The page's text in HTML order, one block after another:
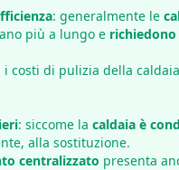
: generalmente le
più a lungo e
i costi di pulizia della
: siccome la caldaia è
alla sostituzione.
centralizzato presenta